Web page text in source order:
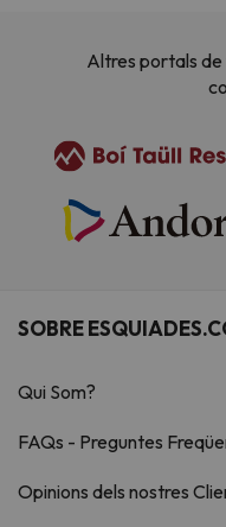
Altres portals de
SOBRE
Qui Som?
FAQs - Preguntes
Opinions dels nostres